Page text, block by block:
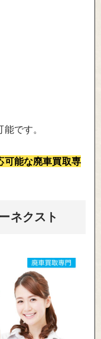
です。
可能な廃車買取専
ネクスト